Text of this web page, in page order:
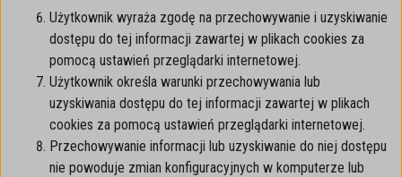
Użytkownik wyraża zgodę na przechowywanie i uzyskiwanie
dostępu do tej informacji zawartej w plikach cookies za
pomocą ustawień przeglądarki internetowej.
Użytkownik określa warunki przechowywania lub
uzyskiwania dostępu do tej informacji zawartej w plikach
cookies za pomocą ustawień przeglądarki internetowej.
Przechowywanie informacji lub uzyskiwanie do niej dostępu
nie powoduje zmian konfiguracyjnych w komputerze lub